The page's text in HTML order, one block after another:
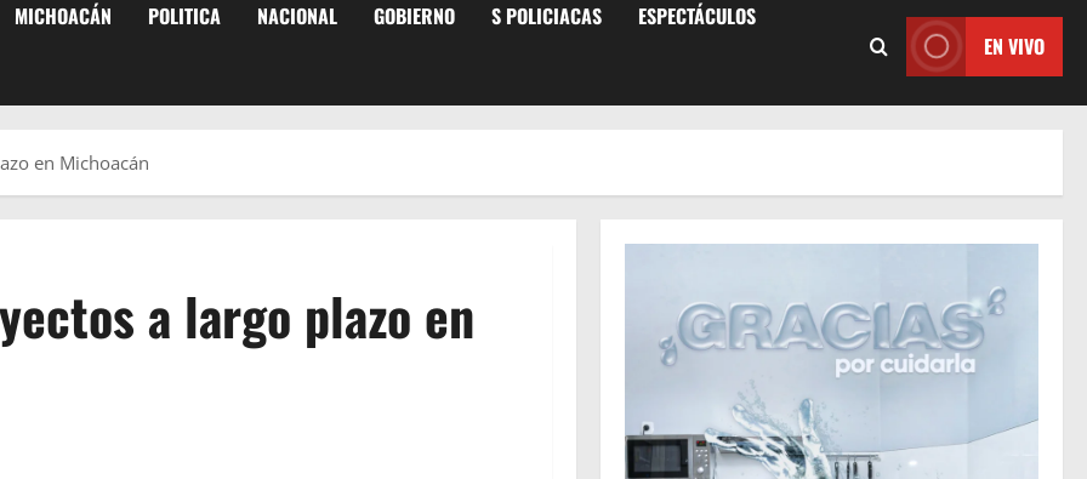
MICHOACÁN POLITICA NACIONAL GOBIERNO S POLICIACAS ESPECTÁCULOS
EN VIVO
en Michoacán
a largo plazo en